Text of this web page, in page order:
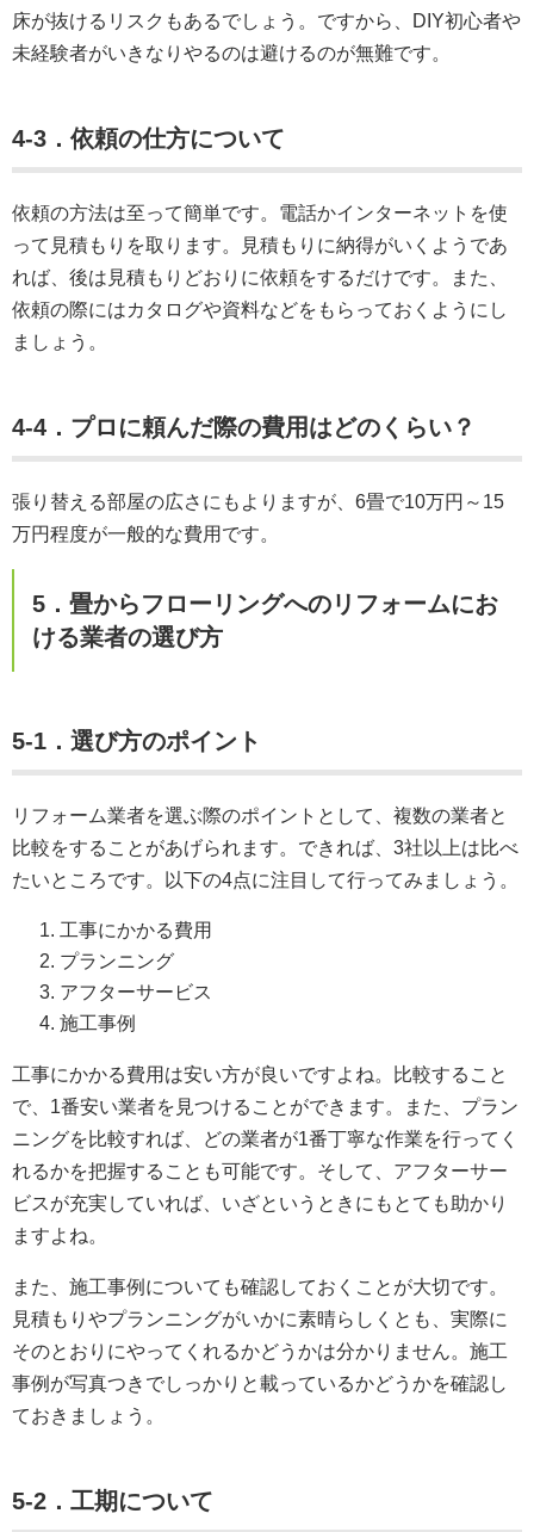
床が抜けるリスクもあるでしょう。ですから、DIY初心者や
未経験者がいきなりやるのは避けるのが無難です。
4-3．依頼の仕方について
依頼の方法は至って簡単です。電話かインターネットを使
って見積もりを取ります。見積もりに納得がいくようであ
れば、後は見積もりどおりに依頼をするだけです。また、
依頼の際にはカタログや資料などをもらっておくようにし
ましょう。
4-4．プロに頼んだ際の費用はどのくらい？
張り替える部屋の広さにもよりますが、6畳で10万円～15
万円程度が一般的な費用です。
5．畳からフローリングへのリフォームにお
ける業者の選び方
5-1．選び方のポイント
リフォーム業者を選ぶ際のポイントとして、複数の業者と
比較をすることがあげられます。できれば、3社以上は比べ
たいところです。以下の4点に注目して行ってみましょう。
工事にかかる費用
プランニング
アフターサービス
施工事例
工事にかかる費用は安い方が良いですよね。比較すること
で、1番安い業者を見つけることができます。また、プラン
ニングを比較すれば、どの業者が1番丁寧な作業を行ってく
れるかを把握することも可能です。そして、アフターサー
ビスが充実していれば、いざというときにもとても助かり
ますよね。
また、施工事例についても確認しておくことが大切です。
見積もりやプランニングがいかに素晴らしくとも、実際に
そのとおりにやってくれるかどうかは分かりません。施工
事例が写真つきでしっかりと載っているかどうかを確認し
ておきましょう。
5-2．工期について